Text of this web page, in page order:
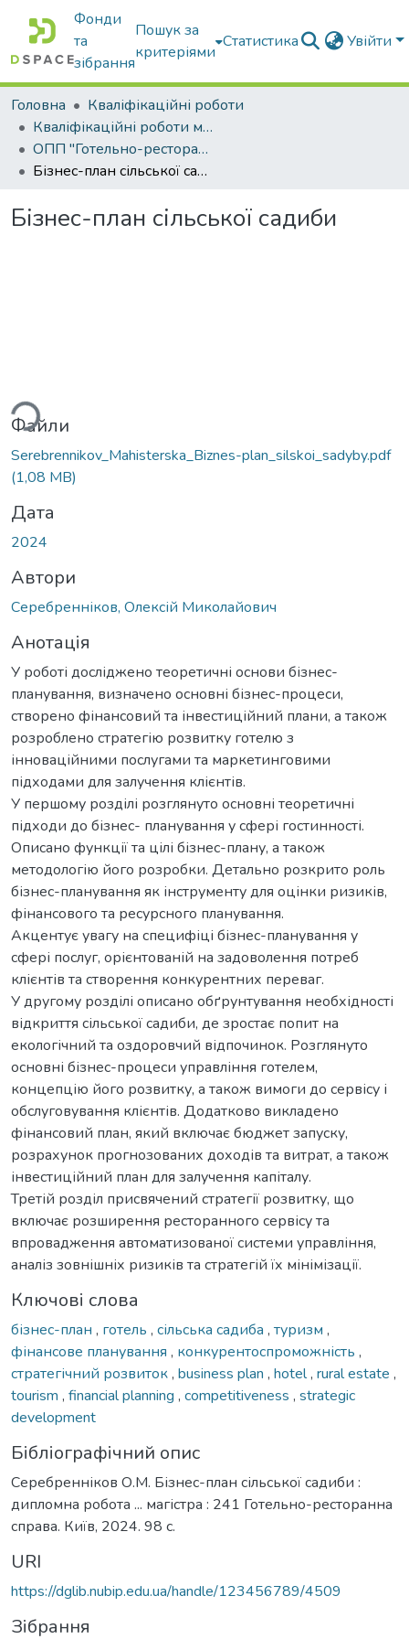
Фонди
та
зібрання
Пошук за
критеріями
Статистика Увійти
Головна
Кваліфікаційні роботи
Кваліфікаційні роботи магістрів
ОПП "Готельно-ресторанний бізнес"
Бізнес-план сільської садиби
Бізнес-план сільської садиби
Файли
Serebrennikov_Mahisterska_Biznes-plan_silskoi_sadyby.pdf
(1,08 MB)
Дата
2024
Автори
Серебренніков, Олексій Миколайович
Анотація
У роботі досліджено теоретичні основи бізнес-
планування, визначено основні бізнес-процеси,
створено фінансовий та інвестиційний плани, а також
розроблено стратегію розвитку готелю з
інноваційними послугами та маркетинговими
підходами для залучення клієнтів.
У першому розділі розглянуто основні теоретичні
підходи до бізнес- планування у сфері гостинності.
Описано функції та цілі бізнес-плану, а також
методологію його розробки. Детально розкрито роль
бізнес-планування як інструменту для оцінки ризиків,
фінансового та ресурсного планування.
Акцентує увагу на специфіці бізнес-планування у
сфері послуг, орієнтованій на задоволення потреб
клієнтів та створення конкурентних переваг.
У другому розділі описано обґрунтування необхідності
відкриття сільської садиби, де зростає попит на
екологічний та оздоровчий відпочинок. Розглянуто
основні бізнес-процеси управління готелем,
концепцію його розвитку, а також вимоги до сервісу і
обслуговування клієнтів. Додатково викладено
фінансовий план, який включає бюджет запуску,
розрахунок прогнозованих доходів та витрат, а також
інвестиційний план для залучення капіталу.
Третій розділ присвячений стратегії розвитку, що
включає розширення ресторанного сервісу та
впровадження автоматизованої системи управління,
аналіз зовнішніх ризиків та стратегій їх мінімізації.
Ключові слова
бізнес-план , готель , сільська садиба , туризм ,
фінансове планування , конкурентоспроможність ,
стратегічний розвиток, business plan , hotel, rural estate ,
tourism , financial planning , competitiveness , strategic
development
Бібліографічний опис
Серебренніков О.М. Бізнес-план сільської садиби :
дипломна робота ... магістра : 241 Готельно-ресторанна
справа. Київ, 2024. 98 с.
URI
https://dglib.nubip.edu.ua/handle/123456789/4509
Зібрання